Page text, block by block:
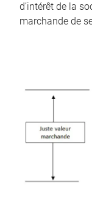
d’intérêt de la
marchande de